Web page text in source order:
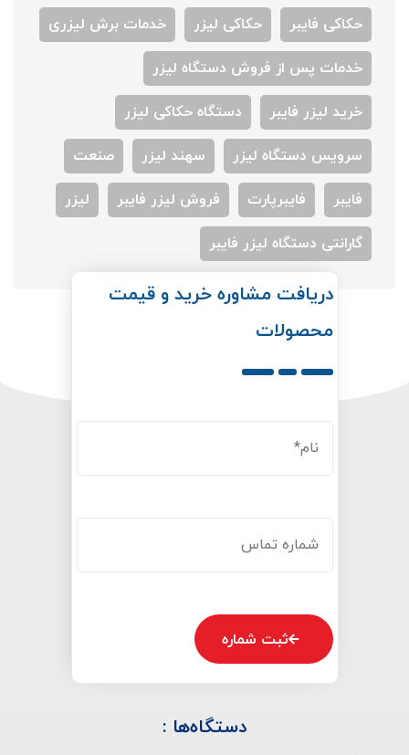
حکاکی فایبر حکاکی لیزر خدمات برش لیزری
خدمات پس از فروش دستگاه لیزر
خرید لیزر فایبر دستگاه حکاکی لیزر
سرویس دستگاه لیزر سهند لیزر صنعت
فایبر فایبرپارت فروش لیزر فایبر لیزر
گارانتی دستگاه لیزر فایبر
دریافت مشاوره خرید و قیمت
محصولات
ثبت شماره
دستگاه‌ها :